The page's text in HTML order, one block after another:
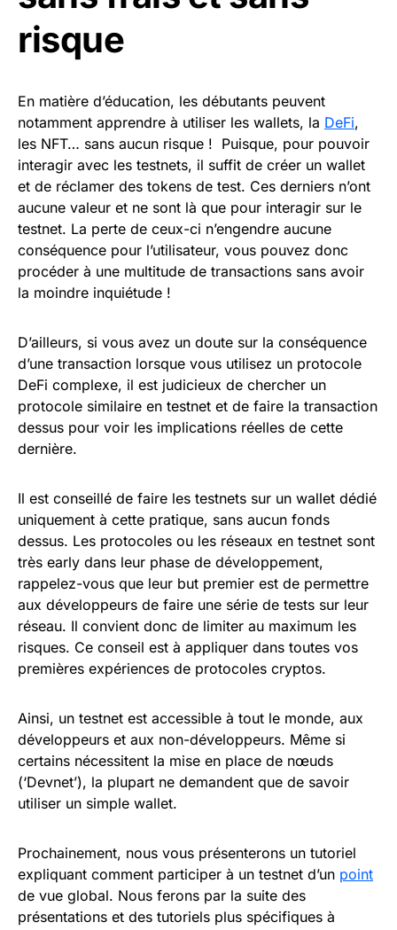
risque
En matière d’éducation, les débutants peuvent
notamment apprendre à utiliser les wallets, la DeFi,
les NFT… sans aucun risque ! Puisque, pour pouvoir
interagir avec les testnets, il suffit de créer un wallet
et de réclamer des tokens de test. Ces derniers n’ont
aucune valeur et ne sont là que pour interagir sur le
testnet. La perte de ceux-ci n’engendre aucune
conséquence pour l’utilisateur, vous pouvez donc
procéder à une multitude de transactions sans avoir
la moindre inquiétude !
D’ailleurs, si vous avez un doute sur la conséquence
d’une transaction lorsque vous utilisez un protocole
DeFi complexe, il est judicieux de chercher un
protocole similaire en testnet et de faire la transaction
dessus pour voir les implications réelles de cette
dernière.
Il est conseillé de faire les testnets sur un wallet dédié
uniquement à cette pratique, sans aucun fonds
dessus. Les protocoles ou les réseaux en testnet sont
très early dans leur phase de développement,
rappelez-vous que leur but premier est de permettre
aux développeurs de faire une série de tests sur leur
réseau. Il convient donc de limiter au maximum les
risques. Ce conseil est à appliquer dans toutes vos
premières expériences de protocoles cryptos.
Ainsi, un testnet est accessible à tout le monde, aux
développeurs et aux non-développeurs. Même si
certains nécessitent la mise en place de nœuds
(‘Devnet’), la plupart ne demandent que de savoir
utiliser un simple wallet.
Prochainement, nous vous présenterons un tutoriel
expliquant comment participer à un testnet d’un point
de vue global. Nous ferons par la suite des
présentations et des tutoriels plus spécifiques à